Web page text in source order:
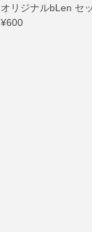
オリジナルbLen セ
¥600